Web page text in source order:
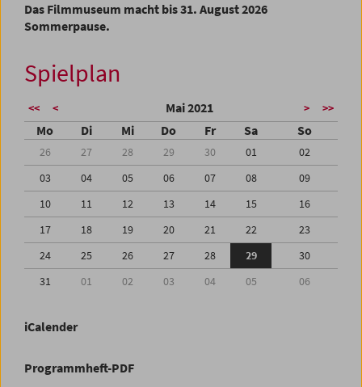
Das Filmmuseum macht bis 31. August 2026
Sommerpause.
Spielplan
<< < Mai 2021 > >>
Mo Di Mi Do Fr Sa So
26 27 28 29 30 01
02
03
04 05 06 07 08
09
10
11 12 13 14 15
16
17
18 19 20 21 22
23
24
25 26 27 28 29
30
31
01 02 03 04 05 06
iCalender
Programmheft-PDF